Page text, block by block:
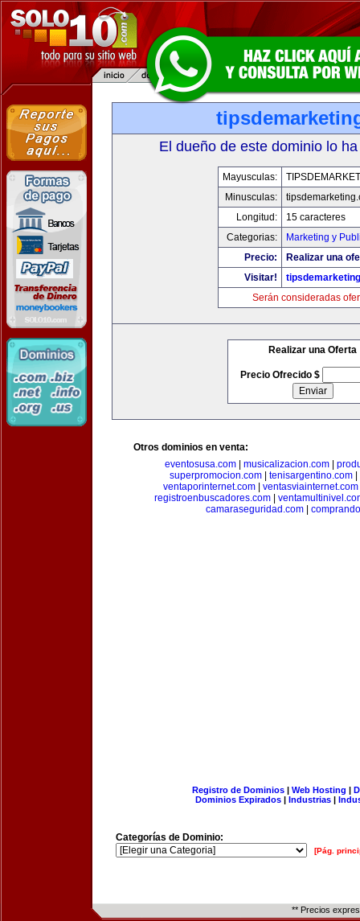
El dueño de este dominio lo
Mayusculas:
Minusculas:
Longitud:
15 caracteres
Categorias:
Marketing y
Precio:
Realizar una
Visitar!
Serán consideradas
Realizar una Oferta
Precio Ofrecido $
Otros dominios en venta:
eventosusa.com| musicalizacion.com|
superpromocion.com
tenisargentino.com
ventaporinternet.com
ventasviainternet.com
registroenbuscadores.com
camaraseguridad.com|
Registro de Dominios| Web Hosting |
Dominios Expirados | Industrias |
Categorías de Dominio:
[Pág.
** Precios